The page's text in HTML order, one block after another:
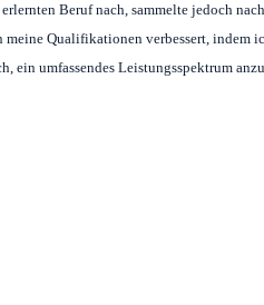
Beruf nach, sammelte jedoch
Qualifikationen verbessert, indem
umfassendes Leistungsspektrum